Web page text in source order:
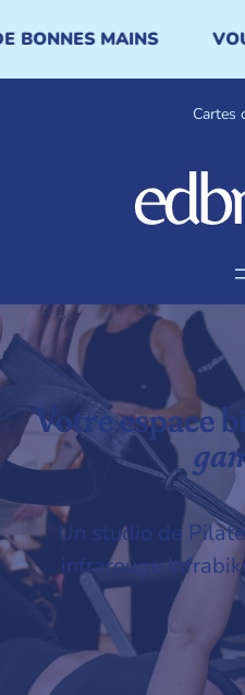
MAINS VOUS
Cartes
Votre espace
Un studio de
infrarouge